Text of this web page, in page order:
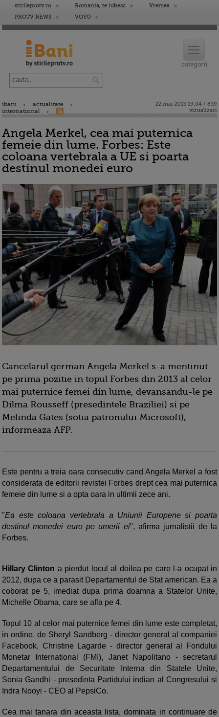
stirileprotv.ro Romania, te iubesc
Vremea
PROTV NEWS
VOYO
ibani
actualitate
international
22 mai 2013 19:04 / 839
vizualizari
Angela Merkel, cea mai puternica
femeie din lume. Forbes: Este
coloana vertebrala a UE si poarta
destinul monedei euro
Cancelarul german Angela Merkel s-a mentinut
pe prima pozitie in topul Forbes din 2013 al celor
mai puternice femei din lume, devansandu-le pe
Dilma Rousseff (presedintele Braziliei) si pe
Melinda Gates (sotia patronului Microsoft),
informeaza AFP.
Este pentru a treia oara consecutiv cand Angela Merkel a fost
considerata de editorii revistei Forbes drept cea mai puternica
femeie din lume si a opta oara in ultimii zece ani.
"Ea este coloana vertebrala a Uniunii Europene si poarta
destinul monedei euro pe umerii ei", afirma jurnalistii de la
Forbes.
Hillary Clinton a pierdut locul al doilea pe care l-a ocupat in
2012, dupa ce a parasit Departamentul de Stat american. Ea a
coborat pe 5, imediat dupa prima doamna a Statelor Unite,
Michelle Obama, care se afla pe 4.
Topul 10 al celor mai puternice femei din lume este completat,
in ordine, de Sheryl Sandberg - director general al companiei
Facebook, Christine Lagarde - director general al Fondului
Monetar International (FMI), Janet Napolitano - secretarul
Departamentului de Securitate Interna din Statele Unite,
Sonia Gandhi - presedinta Partidului indian al Congresului si
Indra Nooyi - CEO al PepsiCo.
Cea mai tanara din aceasta lista, dominata in continuare de